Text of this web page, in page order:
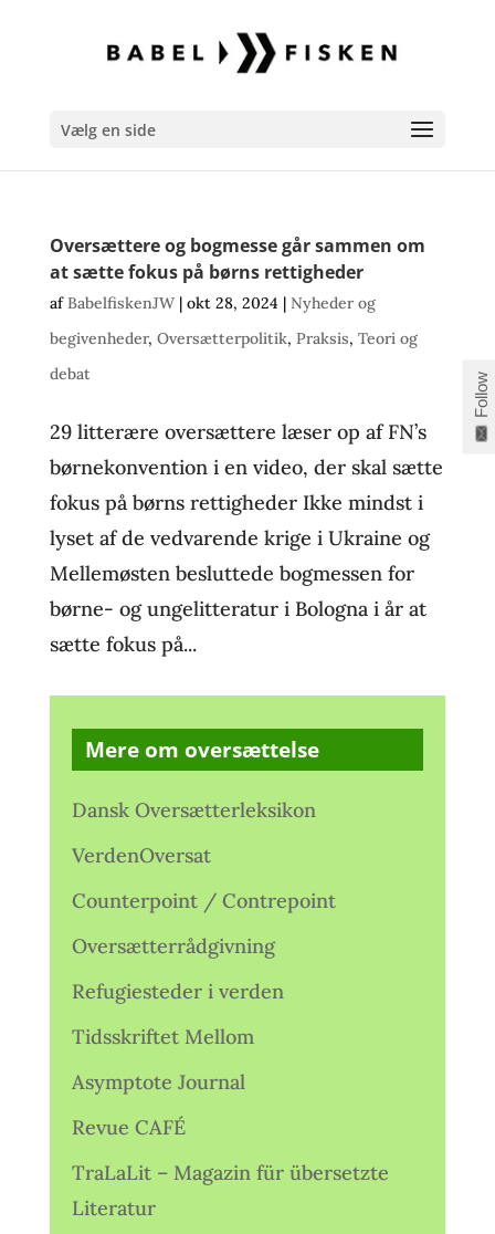
Vælg en side
Oversættere og bogmesse går sammen om
at sætte fokus på børns rettigheder
afBabelfiskenJW| okt 28, 2024 | Nyheder og
begivenheder, Oversætterpolitik, Praksis, Teori og
debat
29 litterære oversættere læser op af FN’s
børnekonvention i en video, der skal sætte
fokus på børns rettigheder Ikke mindst i
lyset af de vedvarende krige i Ukraine og
Mellemøsten besluttede bogmessen for
børne- og ungelitteratur i Bologna i år at
sætte fokus på...
Mere om oversættelse
Dansk Oversætterleksikon
VerdenOversat
Counterpoint / Contrepoint
Oversætterrådgivning
Refugiesteder i verden
Tidsskriftet Mellom
Asymptote Journal
Revue CAFÉ
TraLaLit – Magazin für übersetzte
Literatur
Follow